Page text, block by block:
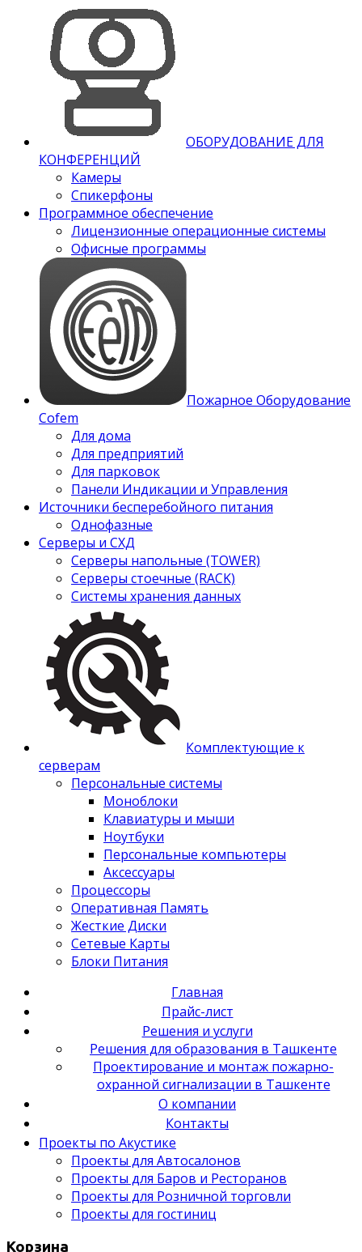
ОБОРУДОВАНИЕ ДЛЯ
КОНФЕРЕНЦИЙ
Камеры
Спикерфоны
Программное обеспечение
Лицензионные операционные системы
Офисные программы
Пожарное Оборудование
Cofem
Для дома
Для предприятий
Для парковок
Панели Индикации и Управления
Источники бесперебойного питания
Однофазные
Серверы и СХД
Серверы напольные (TOWER)
Серверы стоечные (RACK)
Системы хранения данных
Комплектующие к
серверам
Персональные системы
Моноблоки
Клавиатуры и мыши
Ноутбуки
Персональные компьютеры
Аксессуары
Процессоры
Оперативная Память
Жесткие Диски
Сетевые Карты
Блоки Питания
Главная
Прайс-лист
Решения и услуги
Решения для образования в Ташкенте
Проектирование и монтаж пожарно-
охранной сигнализации в Ташкенте
О компании
Контакты
Проекты по Акустике
Проекты для Автосалонов
Проекты для Баров и Ресторанов
Проекты для Розничной торговли
Проекты для гостиниц
Корзина